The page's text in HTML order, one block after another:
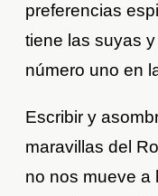
preferencias
tiene las suyas
número uno en
Escribir y
maravillas del
no nos mueve a